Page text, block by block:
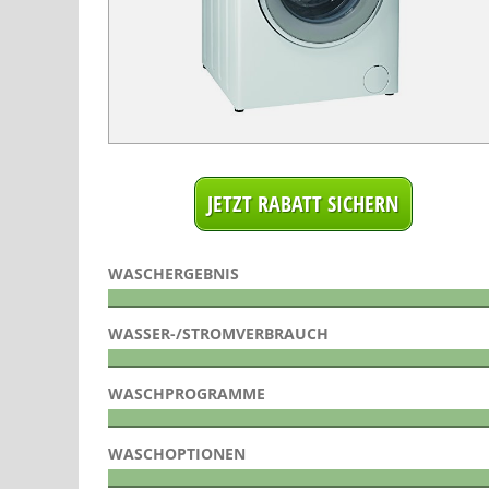
WASCHERGEBNIS
WASSER-/STROMVERBRAUCH
WASCHPROGRAMME
WASCHOPTIONEN